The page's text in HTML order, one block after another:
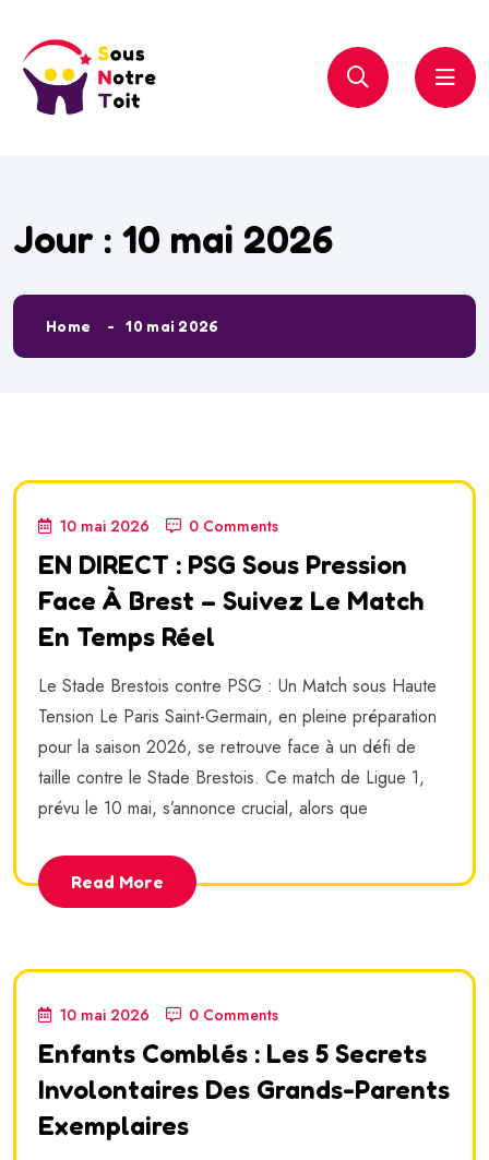
Jour : 10 mai 2026
Home 10 mai 2026
10 mai 2026 0 Comments
EN DIRECT : PSG Sous Pression
Face À Brest – Suivez Le Match
En Temps Réel
Le Stade Brestois contre PSG : Un Match sous Haute
Tension Le Paris Saint-Germain, en pleine préparation
pour la saison 2026, se retrouve face à un défi de
taille contre le Stade Brestois. Ce match de Ligue 1,
prévu le 10 mai, s’annonce crucial, alors que
Read More
10 mai 2026 0 Comments
Enfants Comblés : Les 5 Secrets
Involontaires Des Grands-Parents
Exemplaires